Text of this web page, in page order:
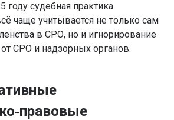
году судебная практика
чаще учитывается не только сам
в СРО, но и игнорирование
СРО и надзорных органов.